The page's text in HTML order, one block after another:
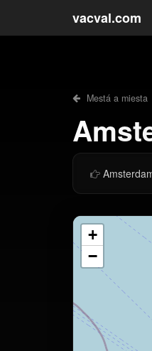
vacval.com
Mestá a miesta
+
−